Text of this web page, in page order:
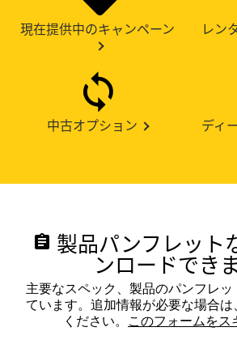
現在提供中のキャンペーン レン
中古オプション ディ
assignment 製品パンフレット
ンロードでき
主要なスペック、製品のパンフレ
ています。追加情報が必要な場合
ください。 このフォームをス